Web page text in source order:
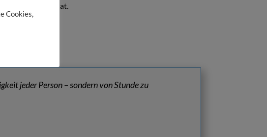
absolviert hat.
jeder Person –sondern von Stunde zu
Cookies,